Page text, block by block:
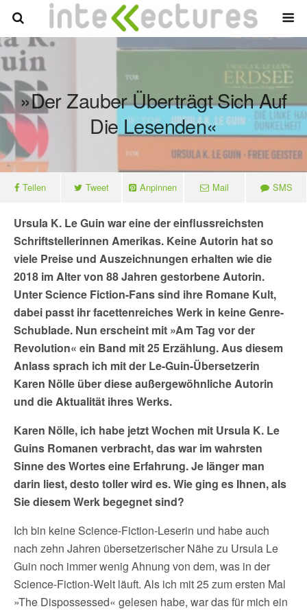
»Der Zauber Überträgt Sich Auf
Die Lesenden«
Teilen Tweet Anpinnen Mail SMS
Ursula K. Le Guin war eine der einflussreichsten
Schriftstellerinnen Amerikas. Keine Autorin hat so
viele Preise und Auszeichnungen erhalten wie die
2018 im Alter von 88 Jahren gestorbene Autorin.
Unter Science Fiction-Fans sind ihre Romane Kult,
dabei passt ihr facettenreiches Werk in keine Genre-
Schublade. Nun erscheint mit »Am Tag vor der
Revolution« ein Band mit 25 Erzählung. Aus diesem
Anlass sprach ich mit der Le-Guin-Übersetzerin
Karen Nölle über diese außergewöhnliche Autorin
und die Aktualität ihres Werks.
Karen Nölle, ich habe jetzt Wochen mit Ursula K. Le
Guins Romanen verbracht, das war im wahrsten
Sinne des Wortes eine Erfahrung. Je länger man
darin liest, desto toller wird es. Wie ging es Ihnen, als
Sie diesem Werk begegnet sind?
Ich bin keine Science-Fiction-Leserin und habe auch
nach zehn Jahren übersetzerischer Nähe zu Ursula Le
Guin noch immer wenig Ahnung von dem, was in der
Science-Fiction-Welt läuft. Als ich mit 25 zum ersten Mal
»The Dispossessed« gelesen habe, war das für mich ein